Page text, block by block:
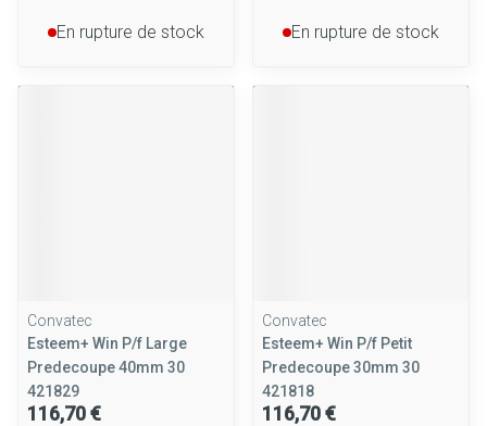
En rupture de stock En rupture de stock
Convatec
Esteem+ Win P/f Large
Predecoupe 40mm 30
421829
116,70 €
Convatec
Esteem+ Win P/f Petit
Predecoupe 30mm 30
421818
116,70 €